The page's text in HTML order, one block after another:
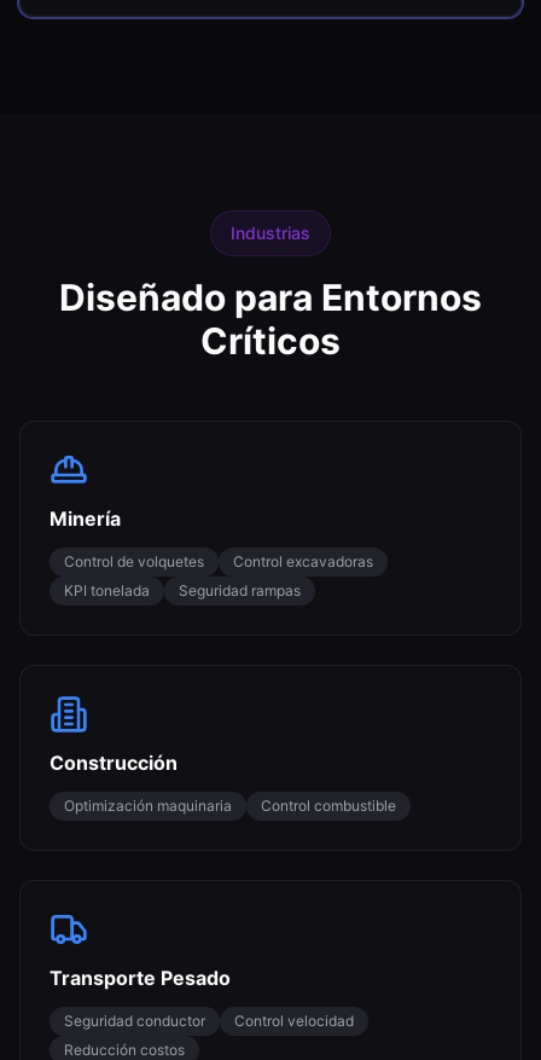
Industrias
Diseñado para Entornos
Críticos
Minería
Control de volquetes
Control excavadoras
KPI tonelada
Seguridad rampas
Construcción
Optimización maquinaria Control combustible
Transporte Pesado
Seguridad conductor
Control velocidad
Reducción costos